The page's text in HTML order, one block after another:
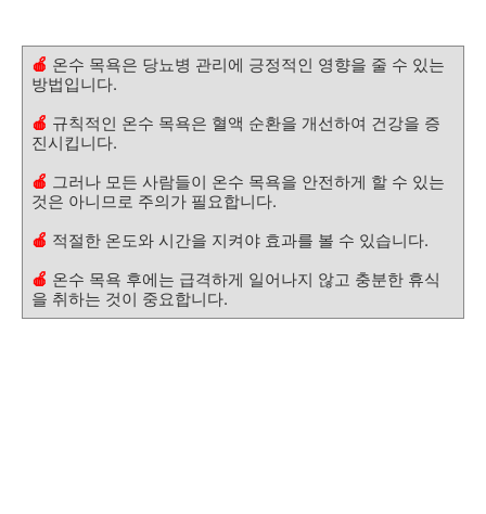
🍎 온수 목욕은 당뇨병 관리에 긍정적인 영향을 줄 수 있는
방법입니다.
🍎 규칙적인 온수 목욕은 혈액 순환을 개선하여 건강을 증
진시킵니다.
🍎 그러나 모든 사람들이 온수 목욕을 안전하게 할 수 있는
것은 아니므로 주의가 필요합니다.
🍎 적절한 온도와 시간을 지켜야 효과를 볼 수 있습니다.
🍎 온수 목욕 후에는 급격하게 일어나지 않고 충분한 휴식
을 취하는 것이 중요합니다.